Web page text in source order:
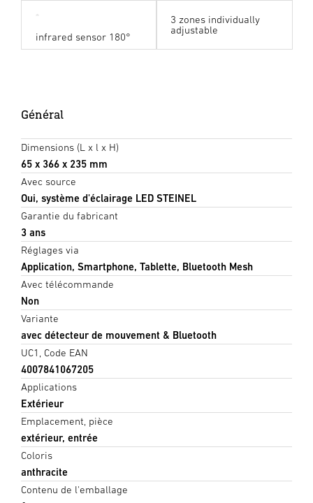
infrared sensor 180°
3 zones individually
adjustable
Général
Dimensions (L x l x H)
65 x 366 x 235 mm
Avec source
Oui, système d'éclairage LED STEINEL
Garantie du fabricant
3 ans
Réglages via
Application, Smartphone, Tablette, Bluetooth Mesh
Avec télécommande
Non
Variante
avec détecteur de mouvement & Bluetooth
UC1, Code EAN
4007841067205
Applications
Extérieur
Emplacement, pièce
extérieur, entrée
Coloris
anthracite
Contenu de l'emballage